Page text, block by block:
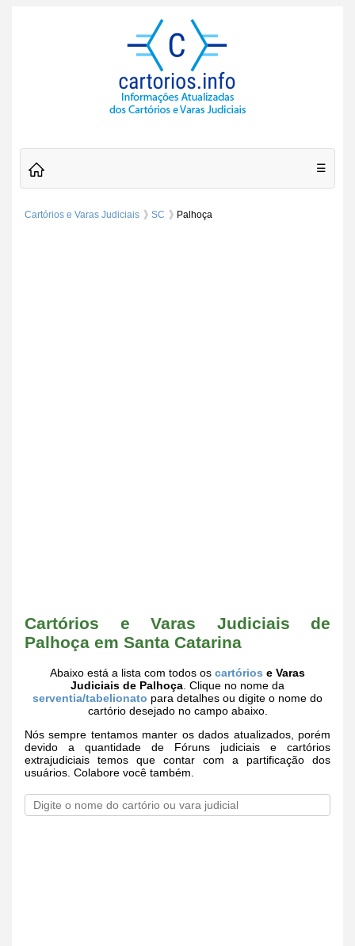
☰
Cartórios e Varas Judiciais SC Palhoça
Cartórios e Varas Judiciais de
Palhoça em Santa Catarina
Abaixo está a lista com todos os cartórios e Varas
Judiciais de Palhoça . Clique no nome da
serventia/tabelionato para detalhes ou digite o nome do
cartório desejado no campo abaixo.
Nós sempre tentamos manter os dados atualizados, porém
devido a quantidade de Fóruns judiciais e cartórios
extrajudiciais temos que contar com a partificação dos
usuários. Colabore você também.